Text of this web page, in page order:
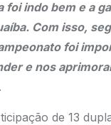
indo bem e a
Com isso,
foi
e nos
de 13